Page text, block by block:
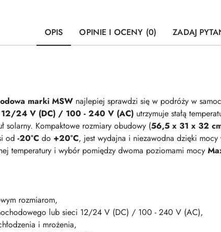
OPIS OPINIE I OCENY (0) ZADAJ
marki MSW najlepiej sprawdzi się w podróży w
12/24 V (DC) / 100 - 240 V (AC) utrzymuje stałą
solarny. Kompaktowe rozmiary obudowy (56,5 x 31 x 32
od -20°C do +20°C, jest wydajna i niezawodna dzięki mocy
temperatury i wybór pomiędzy dwoma poziomami mocy
rozmiarom,
lub sieci 12/24 V (DC) / 100 - 240 V (AC),
i mrożenia,